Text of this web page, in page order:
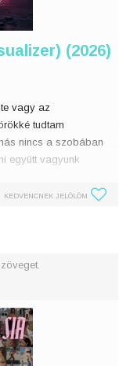
(2026)
vagy az
tudtam
nincs a szobában
együtt vagyunk
KEDVENCNEK JELÖLÖM